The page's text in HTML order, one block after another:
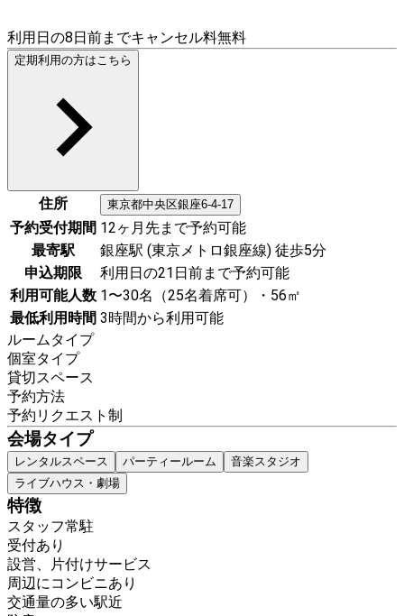
利用日の8日前までキャンセル料無料
定期利用の方はこちら
住所 東京都中央区銀座6-4-17
予約受付期間 12ヶ月先まで予約可能
最寄駅
銀座駅 (東京メトロ銀座線) 徒歩5分
申込期限
利用日の21日前まで予約可能
利用可能人数 1〜30名（25名着席可）・56㎡
最低利用時間 3時間から利用可能
ルームタイプ
個室タイプ
貸切スペース
予約方法
予約リクエスト制
会場タイプ
レンタルスペース パーティールーム
音楽スタジオ
ライブハウス・劇場
特徴
スタッフ常駐
受付あり
設営、片付けサービス
周辺にコンビニあり
交通量の多い駅近